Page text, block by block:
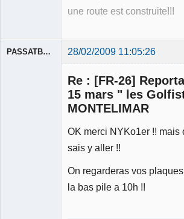
une route est construite!!!
PASSATBLANCHE 28/02/2009 11:05:26
Re : [FR-26]
15 mars " les
MONTELIMAR
OK merci NYKo1er !! mais
sais y aller !!
On regarderas vos
la bas pile a 10h !!